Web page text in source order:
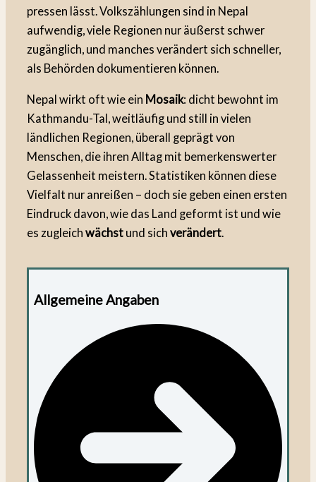
pressen lässt. Volkszählungen sind in Nepal
aufwendig, viele Regionen nur äußerst schwer
zugänglich, und manches verändert sich schneller,
als Behörden dokumentieren können.
Nepal wirkt oft wie ein Mosaik: dicht bewohnt im
Kathmandu-Tal, weitläufig und still in vielen
ländlichen Regionen, überall geprägt von
Menschen, die ihren Alltag mit bemerkenswerter
Gelassenheit meistern. Statistiken können diese
Vielfalt nur anreißen – doch sie geben einen ersten
Eindruck davon, wie das Land geformt ist und wie
es zugleich wächst und sich verändert
Allgemeine Angaben